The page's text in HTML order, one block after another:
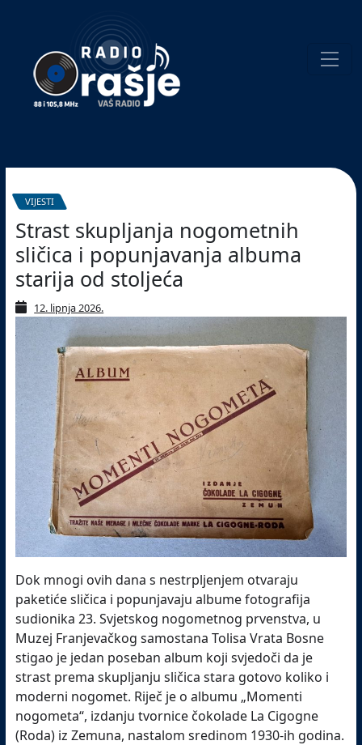
website!
VIJESTI
Strast skupljanja nogometnih
sličica i popunjavanja albuma
starija od stoljeća
12. lipnja 2026.
Dok mnogi ovih dana s nestrpljenjem otvaraju
paketiće sličica i popunjavaju albume fotografija
sudionika 23. Svjetskog nogometnog prvenstva, u
Muzej Franjevačkog samostana Tolisa Vrata Bosne
stigao je jedan poseban album koji svjedoči da je
strast prema skupljanju sličica stara gotovo koliko i
moderni nogomet. Riječ je o albumu „Momenti
nogometa“, izdanju tvornice čokolade La Cigogne
(Roda) iz Zemuna, nastalom sredinom 1930-ih godina.